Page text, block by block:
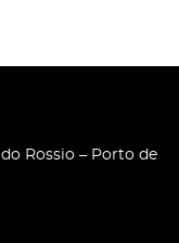
Rossio – Porto de